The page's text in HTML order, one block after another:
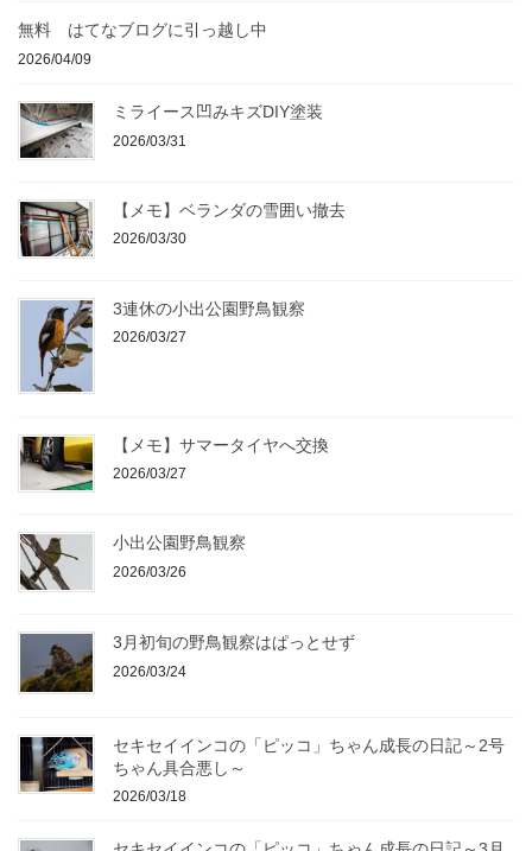
無料 はてなブログに引っ越し中
2026/04/09
ミライース凹みキズDIY塗装
2026/03/31
【メモ】ベランダの雪囲い撤去
2026/03/30
3連休の小出公園野鳥観察
2026/03/27
【メモ】サマータイヤへ交換
2026/03/27
小出公園野鳥観察
2026/03/26
3月初旬の野鳥観察はぱっとせず
2026/03/24
セキセイインコの「ピッコ」ちゃん成長の日記～2号
ちゃん具合悪し～
2026/03/18